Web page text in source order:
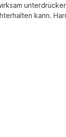
kann.